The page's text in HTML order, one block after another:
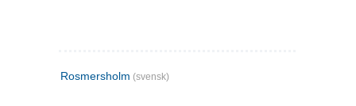
Rosmersholm (svensk)